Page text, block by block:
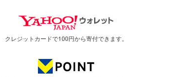
クレジットカードで100円から寄付できます。